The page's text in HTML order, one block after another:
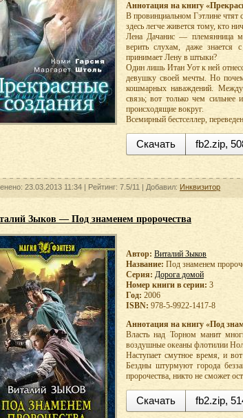
Аннотация на книгу
В провинциальном Гэтлине чтят
здесь легче живется тому, кто
Лена Дачанис — племянница
верить слухам, даже знается
принимает Лену в штыки?
Один лишь Итан Уот к ней
девушку своей мечты. Но
кошмарных наваждений.
связь; вот только чем сильнее
происходящие вокруг.
Всемирный бестселлер,
Скачать fb2.zip,
23.03.2013 11:34 | Рейтинг: 7.5/11 | Добавил: Инквизитор
Зыков — Под знаменем пророчества
Автор: Виталий Зыков
Название: Под знаменем
Серия: Дорога домой
Номер книги в серии: 3
Год: 2006
ISBN: 978-5-9922-1417-8
Аннотация на книгу «Под
Власть над Торном манит
воздушные океаны флотилии
Наступает смутное время, и
Бездны штурмуют города
пророчества, никто не сможет
Скачать fb2.zip,